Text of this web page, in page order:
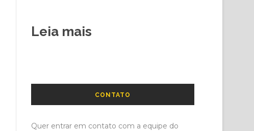
Leia mais
CONTATO
Quer entrar em contato com a equipe do